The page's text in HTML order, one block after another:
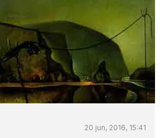
20 jun, 2016, 15:41